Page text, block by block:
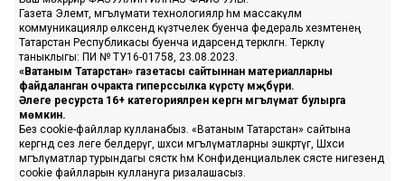
Газета Элемтә, мәгълүмати технологияләр һәм массакүләм
коммуникацияләр өлкәсендә күзәтчелек буенча федераль хезмәтенең
Татарстан Республикасы буенча идарәсендә теркәлгән. Теркәлү
таныклыгы: ПИ № ТУ16-01758, 23.08.2023.
«Ватаным Татарстан» газетасы сайтыннан материалларны
файдаланган очракта гиперссылка күрсәтү мәҗбүри.
Әлеге ресурста 16+ категорияләренә кергән мәгълүмат булырга
мөмкин.
Без cookie-файллар кулланабыз. «Ватаным Татарстан» сайтына
кергәндә сез әлеге белдерүгә, шәхси мәгълүматларны эшкәртүгә, Шәхси
мәгълүматлар турындагы сәясәткә һәм Конфиденциальлек сәясәте нигезендә
cookie файлларын куллануга ризалашасыз.